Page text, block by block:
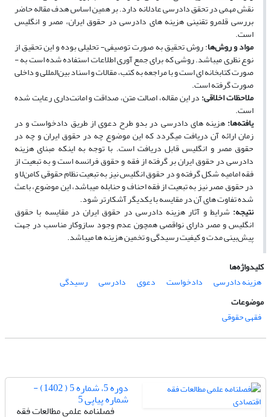
نقش مهمی در تحقق دادرسی عادلانه دارد. بر همین اساس هدف مقاله حاضر
بررسی قلمرو تقنینی هزینه­ های دادرسی در حقوق ایران، مصر و انگلیس
است.
مواد و روش‌ها: ‌روش تحقیق به­ صورت توصیفی- تحلیلی بوده و این تحقیق از
نوع نظری می‏باشد. روشی که برای جمع ‏آوری اطلاعات استفاده شده است به ­
صورت کتاب­خانه ‏ای است و با مراجعه به کتب، مقالات و اسناد بین‌المللی و داخلی
صورت گرفته است.
ملاحظات اخلاقی:در این مقاله، اصالت متن، صداقت و امانت‌داری رعایت شده
است.
یافته‌ها:هزینه­ های دادرسی در بدو طرح دعوی از طریق دادخواست و در
زمان ارائه آن دریافت می­گردد که این موضوع چه در حقوق ایران و چه در
حقوق مصر و انگلیس قابل دریافت است. با توجه به اینکه مبنای هزینه
دادرسی در حقوق ایران بر گرفته از فقه و حقوق فرانسه است و به تبعیت از
فقه امامیه شکل گرفته و در حقوق انگلیس نیز به تبعیت نظام حقوقی کامن‌لا و
در حقوق مصر نیز به تبعیت از فقه احناف و حنابله می­باشد، این موضوع، باعث
شده تفاوت ­های آن در مقایسه با یکدیگر آشکارتر شود.
نتیجه‌: شرایط و آثار هزینه دادرسی در حقوق ایران در مقایسه با حقوق
انگلیس و مصر دارای نواقصی هم­چون عدم وجود سازوکار مناسب در جهت
پیش‌بینی مدت و کیفیت رسیدگی و تخمین هزینه­ ها می­باشد.
کلیدواژه‌ها
هزینه دادرسی
دادخواست دعوی دادرسی
رسیدگی
موضوعات
فقهی حقوقی
دوره 5، شماره 5 ( 1402) -
شماره پیاپی 5
فصلنامه علمی مطالعات فقه